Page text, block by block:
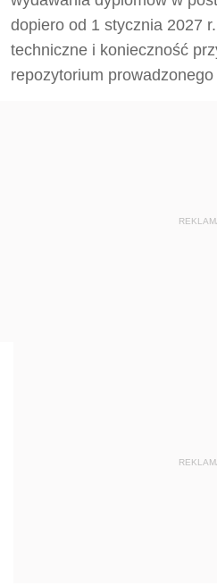
dopiero od 1 stycznia 2027
techniczne i konieczność
repozytorium